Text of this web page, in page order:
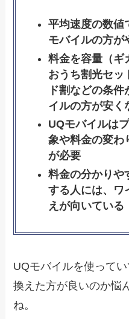
平均速度の数値
モバイルの方が
料金を容量（ギ
おうち割光セッ
ド割などの条
イルの方が安く
UQモバイルは
象や料金の変わ
が必要
料金の分かりや
する人には、ワ
えが向いている
UQモバイルを使って
換えた方が良いのか悩
ね。